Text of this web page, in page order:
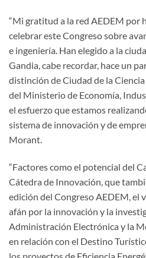
“Mi gratitud a la red AEDEM por
celebrar este Congreso sobre
e ingeniería. Han elegido a la
Gandia, cabe recordar, hace un
distinción de Ciudad de la
del Ministerio de Economía,
el esfuerzo que estamos
sistema de innovación y de
Morant.
“Factores como el potencial del
Cátedra de Innovación, que
edición del Congreso AEDEM, el
afán por la innovación y la
Administración Electrónica y la
en relación con el Destino